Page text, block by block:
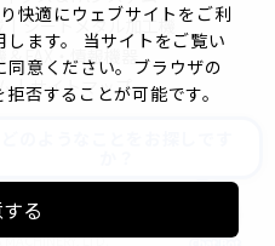
| シートメタル加工機
＆FAX・情報機器
| サイトマップ
turning point.
LTD.
快適にウェブサイトをご利
ます。 当サイトをご覧い
意ください。ブラウザの
否することが可能です。
る